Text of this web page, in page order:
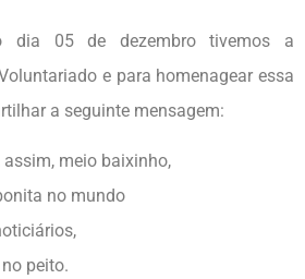
dia 05 de dezembro tivemos a
e para homenagear essa
a seguinte mensagem:
assim, meio baixinho,
no mundo
peito.